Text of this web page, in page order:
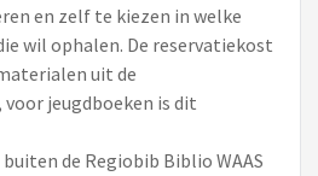
en zelf te kiezen in welke
wil ophalen. De reservatiekost
uit de
jeugdboeken is dit
de Regiobib Biblio WAAS